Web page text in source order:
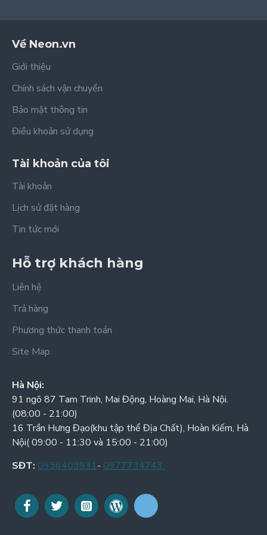
Về Neon.vn
Giới thiệu
Chính sách vận chuyển
Bảo mật thông tin
Điều khoản sử dụng
Tài khoản của tôi
Tài khoản
Lịch sử đặt hàng
Tin tức mới
Hỗ trợ khách hàng
Liên hệ
Trả hàng
Phương thức thanh toán
Site Map
Hà Nội:
91 ngõ 87 Tam Trinh, Mai Động, Hoàng Mai, Hà Nội.
(08:00 - 21:00)
16 Trần Hưng Đạo(khu tập thể Địa Chất), Hoàn Kiếm, Hà
Nội( 09:00 - 11:30 và 15:00 - 21:00)
SĐT: 0936403931- 0977734743